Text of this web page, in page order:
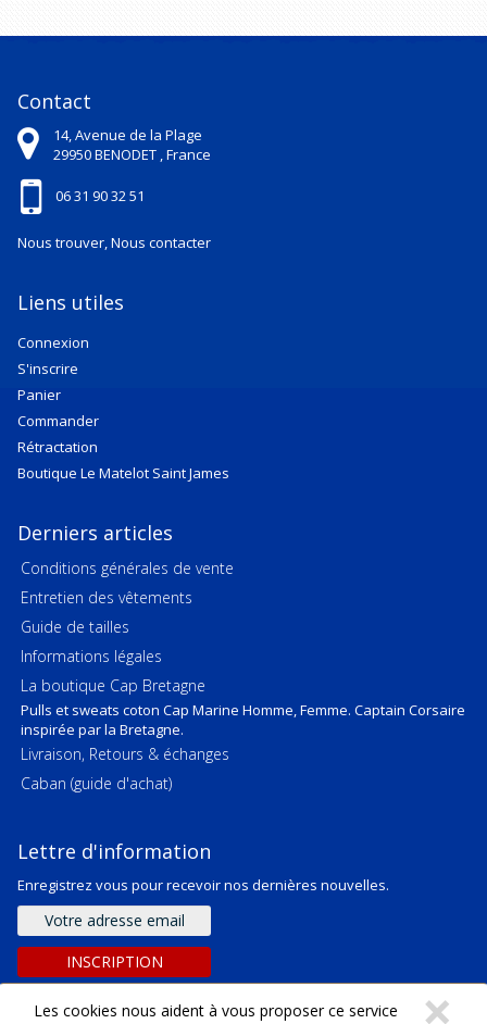
Contact
14, Avenue de la Plage
29950BENODET , France
06 31 90 32 51
Nous trouver, Nous contacter
Liens utiles
Connexion
S'inscrire
Panier
Commander
Rétractation
Boutique Le Matelot Saint James
Derniers articles
Conditions générales de vente
Entretien des vêtements
Guide de tailles
Informations légales
La boutique Cap Bretagne
Pulls et sweats coton Cap Marine Homme, Femme. Captain Corsaire
inspirée par la Bretagne.
Livraison, Retours & échanges
Caban (guide d'achat)
Lettre d'information
Enregistrez vous pour recevoir nos dernières nouvelles.
Adresse
e-
mail
INSCRIPTION
Les cookies nous aident à vous proposer ce service